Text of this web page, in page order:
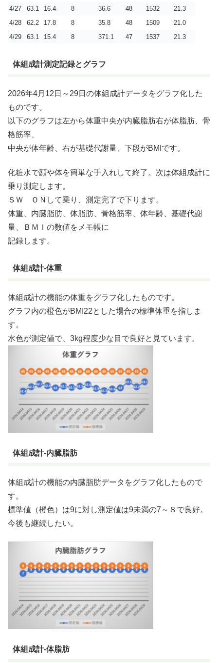
4/27
63.1 16.4 8 36.6 48 1532
21.3
4/28
62.2 17.8 8 35.8 48 1509
21.0
4/29
63.1 15.4 8 371.1 47 1537 21.3
体組成計測定記録とグラフ
2026年4月12日～29日の体組成計データをグラフ化した
ものです。
以下のグラフは左から体重中央が内臓脂肪右が体脂肪、骨
格筋率、
中央が体年齢、右が基礎代謝量、下段がBMIです。
化粧水で顔や体を簡単な手入れして終了。次は体組成計に
乗り測定します。
ＳＷ ＯＮして乗り、測定完了で下ります。
体重、内臓脂肪、体脂肪、骨格筋率、体年齢、基礎代謝
量、ＢＭＩの数値をメモ帳に
記録します。
体組成計-体重
体組成計の機能の体重をグラフ化したものです。
グラフ内の橙色がBMI22とした場合の標準体重を指しま
す。
水色が測定値で、3kg程度少な目で良好と見ています。
体組成計-内臓脂肪
体組成計の機能の内臓脂肪データをグラフ化したもので
す。
標準値（橙色）は9に対し測定値は9未満の7～８で良好。
今後も継続したい。
体組成計-体脂肪